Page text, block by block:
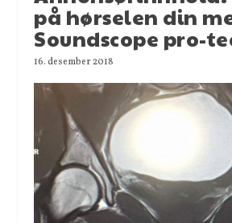
på hørselen din
Soundscope pro-
16. desember 2018